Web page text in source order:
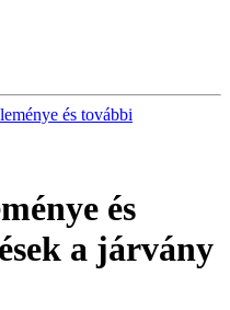
és további
és
a járvány